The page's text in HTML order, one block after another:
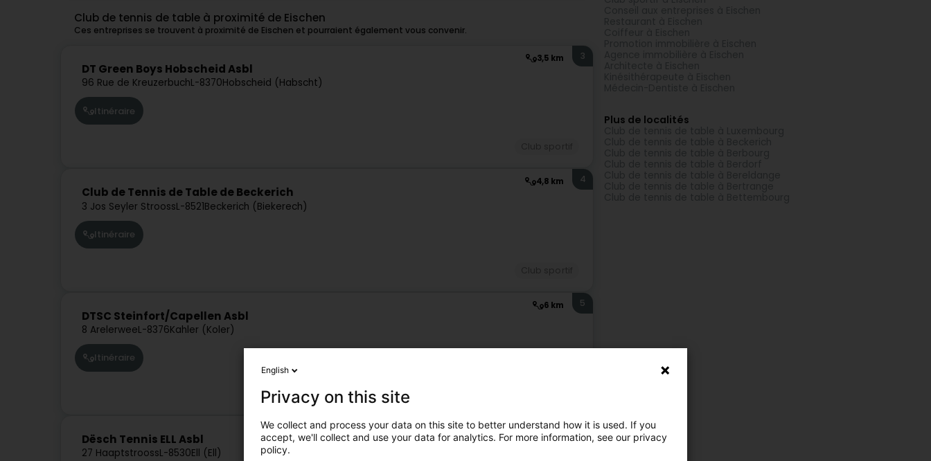
Club de tennis de table à proximité de Eischen
Ces entreprises se trouvent à proximité de Eischen et pourraient également vous convenir.
3,5 km
DT Green Boys Hobscheid Asbl
96 Rue de KreuzerbuchL-8370Hobscheid (Habscht)
3
Itinéraire
4,8 km
Club de Tennis de Table de Beckerich
3 Jos Seyler StroossL-8521Beckerich (Biekerech)
4
Itinéraire
6 km
DTSC Steinfort/Capellen Asbl
8 ArelerweeL-8376Kahler (Koler)
5
Itinéraire
9 km
Dësch Tennis ELL Asbl
27 HaaptstroossL-8530Ell (Ell)
6
Plus de localités
English
Privacy on this site
We collect and process your data on this site to better understand how it is used. If you
accept, we'll collect and use your data for analytics. For more information, see our privacy
policy.